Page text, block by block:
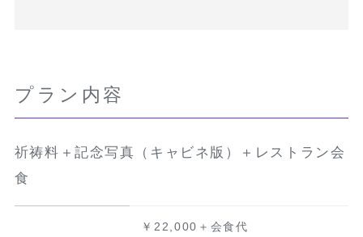
プラン内容
祈祷料＋記念写真（キャビネ版）＋レストラン会
食
￥22,000＋会食代